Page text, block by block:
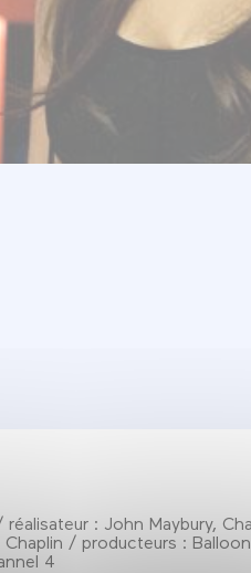
: John Maybury,
/ producteurs :
4